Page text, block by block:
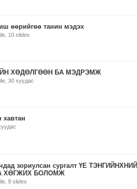
өөрийгөө танин мэдэх
10 slides
ХӨДӨЛГӨӨН БА МЭДРЭМЖ
30 хуудас
хавтан
зориулсан сургалт ҮЕ ТЭНГИЙНХНИЙ
ХӨГЖИХ БОЛОМЖ
8 slides